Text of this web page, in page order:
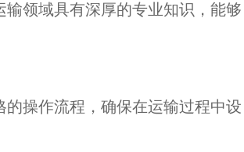
领域具有深厚的专业知识，能够
操作流程，确保在运输过程中设